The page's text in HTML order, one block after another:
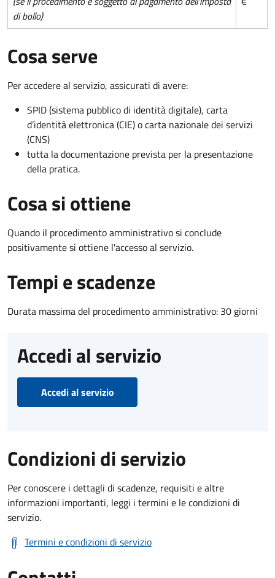
di bollo)
Cosa serve
Per accedere al servizio, assicurati di avere:
SPID (sistema pubblico di identità digitale), carta
d’identità elettronica (CIE) o carta nazionale dei servizi
(CNS)
tutta la documentazione prevista per la presentazione
della pratica.
Cosa si ottiene
Quando il procedimento amministrativo si conclude
positivamente si ottiene l'accesso al servizio.
Tempi e scadenze
Durata massima del procedimento amministrativo: 30 giorni
Accedi al servizio
Accedi al servizio
Condizioni di servizio
Per conoscere i dettagli di scadenze, requisiti e altre
informazioni importanti, leggi i termini e le condizioni di
servizio.
Termini e condizioni di servizio